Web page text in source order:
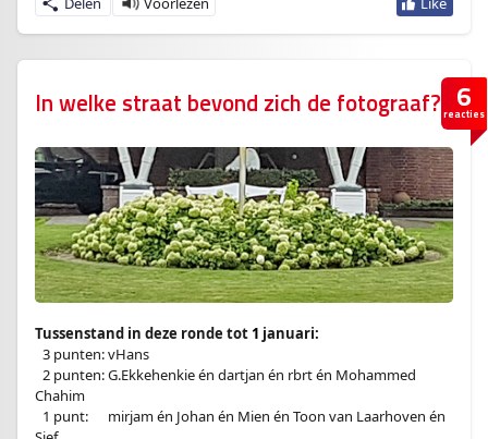
6
reacties
In welke straat bevond zich de fotograaf?
Tussenstand in deze ronde tot 1 januari:
3 punten: vHans
2 punten: G.Ekkehenkie én dartjan én rbrt én Mohammed
Chahim
1 punt:
mirjam én Johan én Mien én Toon van Laarhoven én